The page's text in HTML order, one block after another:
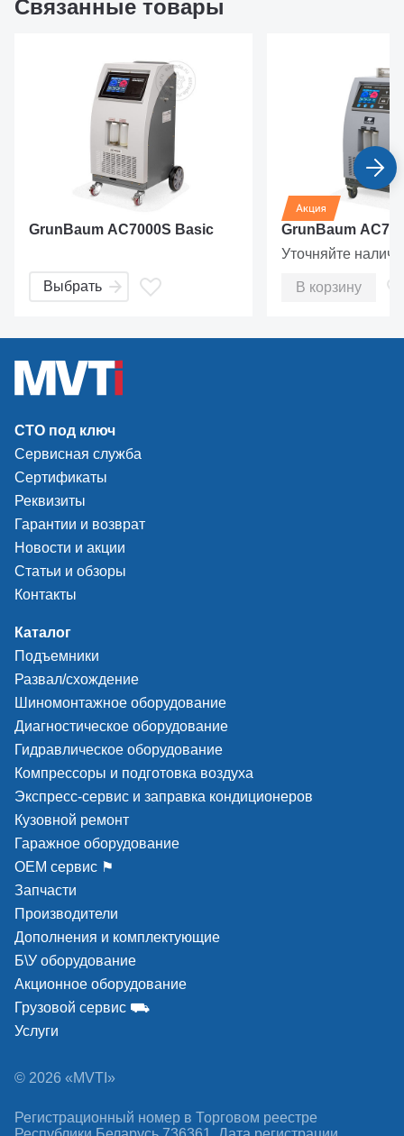
Связанные товары
GrunBaum AC7000S Basic
Выбрать
GrunBaum
Уточняйте
В корзину
СТО под ключ
Сервисная служба
Сертификаты
Реквизиты
Гарантии и возврат
Новости и акции
Статьи и обзоры
Контакты
Каталог
Подъемники
Развал/схождение
Шиномонтажное оборудование
Диагностическое оборудование
Гидравлическое оборудование
Компрессоры и подготовка воздуха
Экспресс-сервис и заправка кондиционеров
Кузовной ремонт
Гаражное оборудование
ОЕМ сервис ⚑
Запчасти
Производители
Дополнения и комплектующие
Б\У оборудование
Акционное оборудование
Грузовой сервис ⛟
Услуги
© 2026 «MVTI»
Регистрационный номер в Торговом реестре